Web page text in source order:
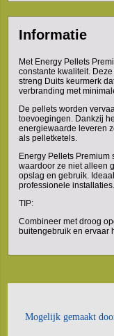
Informatie
Met Energy Pellets
constante kwaliteit.
streng Duits keurmerk
verbranding met
De pellets worden
toevoegingen. Dankzij
energiewaarde leveren
als pelletketels.
Energy Pellets
waardoor ze niet alleen
opslag en gebruik.
professionele installaties.
TIP:
Combineer met droog
buitengebruik en ervaar
Mogelijk gemaakt